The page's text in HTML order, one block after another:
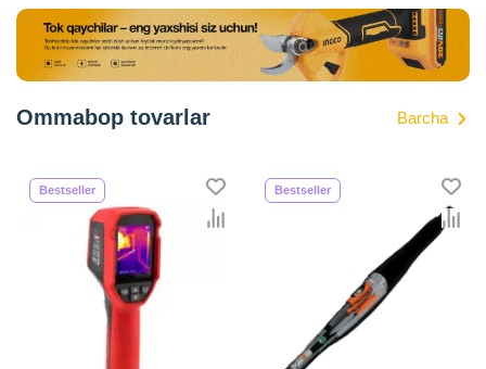
Ommabop tovarlar Barcha
Bestseller Bestseller